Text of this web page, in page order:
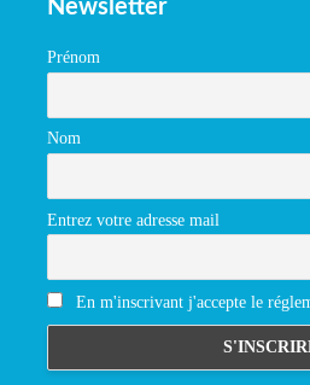
Newsletter
Prénom
Nom
Entrez votre adresse mail
En m'inscrivant j'accepte le